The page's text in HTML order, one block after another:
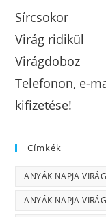
Sírcsokor
Virág ridikül
Virágdoboz
Telefonon, e-
kifizetése!
Címkék
ANYÁK NAPJA
ANYÁK NAPJA